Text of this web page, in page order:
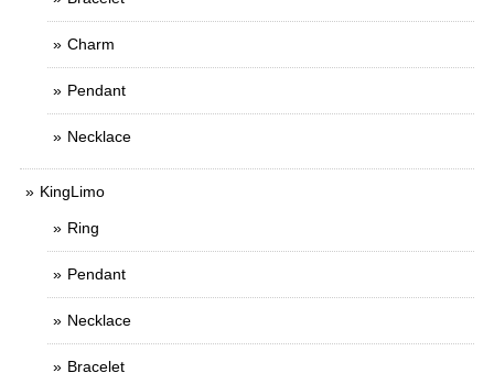
Charm
Pendant
Necklace
KingLimo
Ring
Pendant
Necklace
Bracelet